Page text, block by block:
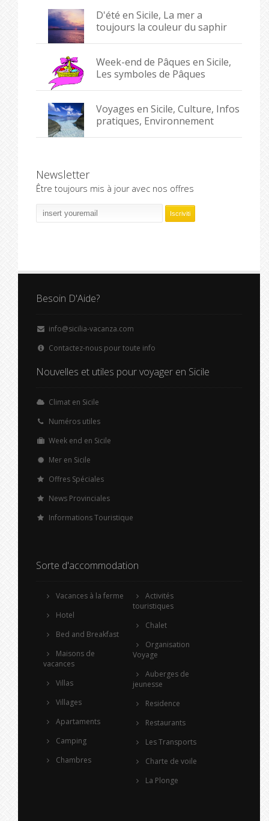
D'été en Sicile, La mer a
toujours la couleur du saphir
Week-end de Pâques en Sicile,
Les symboles de Pâques
Voyages en Sicile, Culture, Infos
pratiques, Environnement
Newsletter
Être toujours mis à jour avec nos offres
Besoin D'Aide?
info@sicilia-vacanza.com
Contactez-nous pour toute info
Nouvelles et utiles pour voyager en Sicile
Climat en Sicile
Numéros utiles
Week end en Sicile
Mer en Sicile
Offres Spéciales
News Provinciales
Informations Touristique
Sorte d'accommodation
Vacances à la ferme
Hotel
Bed and Breakfast
Maisons de
vacances
Villas
Villages
Apartaments
Camping
Chambres
Activités
touristiques
Chalet
Organisation
Voyage
Auberges de
jeunesse
Residence
Restaurants
Les Transports
Charte de voile
La Plonge